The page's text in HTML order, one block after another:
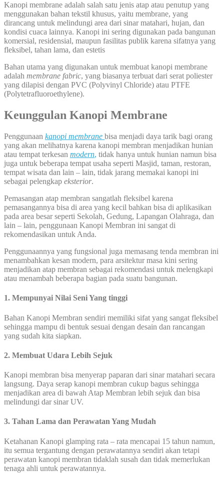
Kanopi membrane adalah salah satu jenis atap atau penutup yang
menggunakan bahan tekstil khusus, yaitu membrane, yang
dirancang untuk melindungi area dari sinar matahari, hujan, dan
kondisi cuaca lainnya. Kanopi ini sering digunakan pada bangunan
komersial, residensial, maupun fasilitas publik karena sifatnya yang
fleksibel, tahan lama, dan estetis
Bahan utama yang digunakan untuk membuat kanopi membrane
adalah membrane fabric, yang biasanya terbuat dari serat poliester
yang dilapisi dengan PVC (Polyvinyl Chloride) atau PTFE
(Polytetrafluoroethylene).
Keunggulan Kanopi Membrane
Penggunaan kanopi membrane bisa menjadi daya tarik bagi orang
yang akan melihatnya karena kanopi membran menjadikan hunian
atau tempat terkesan modern, tidak hanya untuk hunian namun bisa
juga untuk beberapa tempat usaha seperti Masjid, taman, restoran,
tempat wisata dan lain – lain, tidak jarang memakai kanopi ini
sebagai pelengkap eksterior.
Pemasangan atap membran sangatlah fleksibel karena
pemasangannya bisa di area yang kecil bahkan bisa di aplikasikan
pada area besar seperti Sekolah, Gedung, Lapangan Olahraga, dan
lain – lain, penggunaan Kanopi Membran ini sangat di
rekomendasikan untuk Anda.
Penggunaannya yang fungsional juga memasang tenda membran ini
menambahkan kesan modern, para arsitektur masa kini sering
menjadikan atap membran sebagai rekomendasi untuk melengkapi
atau menambah beberapa bagian pada suatu bangunan.
1. Mempunyai Nilai Seni Yang tinggi
Bahan Kanopi Membran sendiri memiliki sifat yang sangat fleksibel
sehingga mampu di bentuk sesuai dengan desain dan rancangan
yang sudah kita siapkan.
2. Membuat Udara Lebih Sejuk
Kanopi membran bisa menyerap paparan dari sinar matahari secara
langsung. Daya serap kanopi membran cukup bagus sehingga
menjadikan area di bawah Atap Membran lebih sejuk dan bisa
melindungi dar sinar UV.
3. Tahan Lama dan Perawatan Yang Mudah
Ketahanan Kanopi glamping rata – rata mencapai 15 tahun namun,
itu semua tergantung dengan perawatannya sendiri akan tetapi
perawatan kanopi membran tidaklah susah dan tidak memerlukan
tenaga ahli untuk perawatannya.